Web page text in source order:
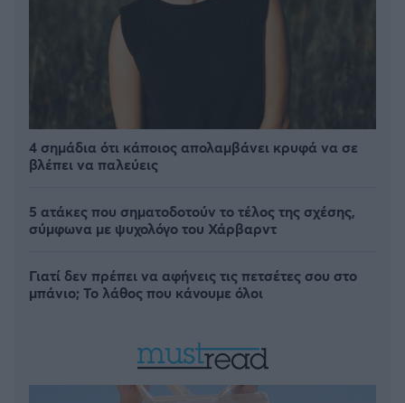
4 σημάδια ότι κάποιος απολαμβάνει κρυφά να σε
βλέπει να παλεύεις
5 ατάκες που σηματοδοτούν το τέλος της σχέσης,
σύμφωνα με ψυχολόγο του Χάρβαρντ
Γιατί δεν πρέπει να αφήνεις τις πετσέτες σου στο
μπάνιο; Το λάθος που κάνουμε όλοι